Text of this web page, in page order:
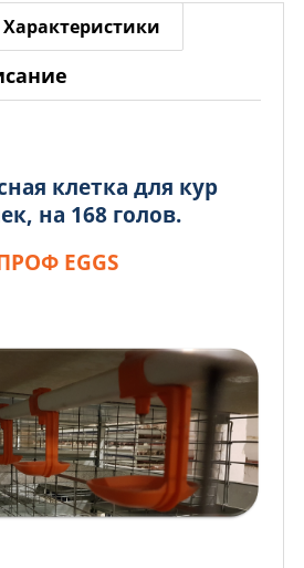
Характеристики
клетка для кур
на 168 голов.
EGGS